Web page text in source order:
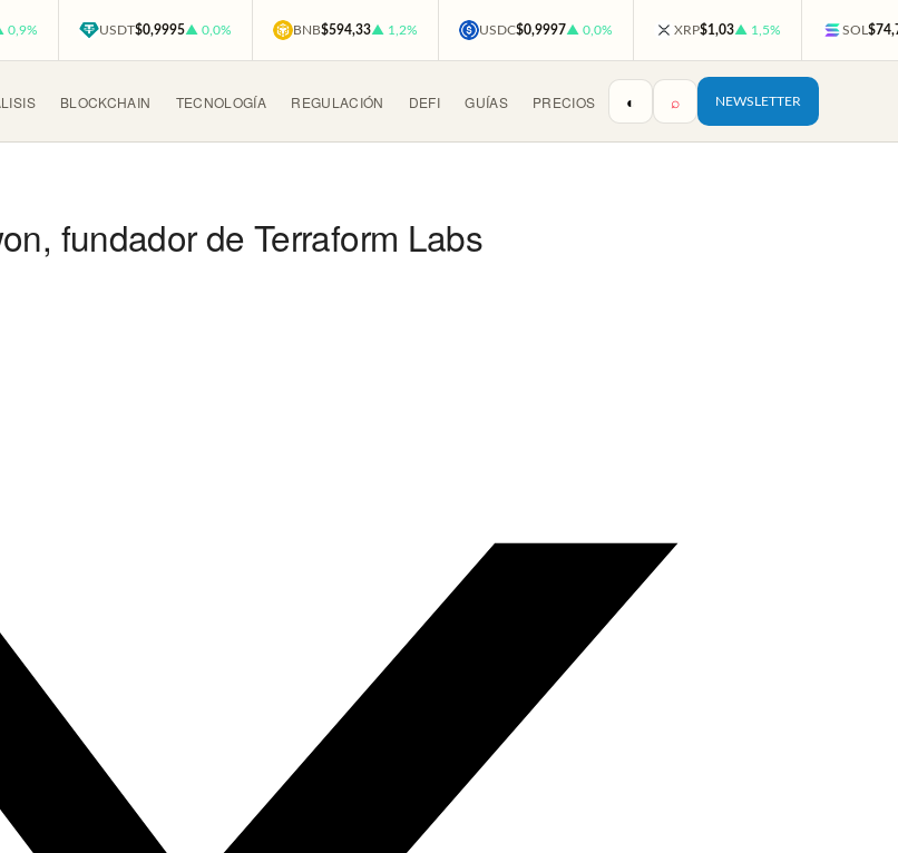
0,9% USDT$0,9995▲ 0,0% BNB$594,33▲ 1,2% USDC$0,9997▲ 0,0% XRP$1,03▲ 1,5% SOL
BLOCKCHAIN TECNOLOGÍA REGULACIÓN DEFI GUÍAS PRECIOS ◐ ⌕ NEWSLETTER
fundador de Terraform Labs